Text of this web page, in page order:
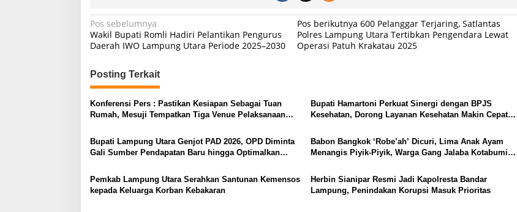
N
a
i
g
a
i
o
s
Pos sebelumnya
Wakil Bupati Romli Hadiri Pelantikan Pengurus
Daerah IWO Lampung Utara Periode 2025–2030
Pos berikutnya 600 Pelanggar Terjaring, Satlantas
Polres Lampung Utara Tertibkan Pengendara Lewat
Operasi Patuh Krakatau 2025
Posting Terkait
Konferensi Pers : Pastikan Kesiapan Sebagai Tuan
Rumah, Mesuji Tempatkan Tiga Venue Pelaksanaan
Bupati Hamartoni Perkuat Sinergi dengan BPJS
Kesehatan, Dorong Layanan Kesehatan Makin Cepat
Bupati Lampung Utara Genjot PAD 2026, OPD Diminta
Gali Sumber Pendapatan Baru hingga Optimalkan
Babon Bangkok ‘Robe’ah’ Dicuri, Lima Anak Ayam
Menangis Piyik-Piyik, Warga Gang Jalaba Kotabumi
Pemkab Lampung Utara Serahkan Santunan Kemensos
kepada Keluarga Korban Kebakaran
Herbin Sianipar Resmi Jadi Kapolresta Bandar
Lampung, Penindakan Korupsi Masuk Prioritas